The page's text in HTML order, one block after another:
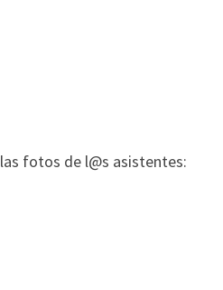
fotos de l@s asistentes: